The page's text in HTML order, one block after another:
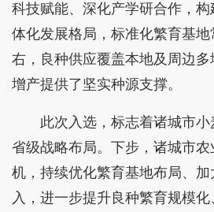
科技赋能、深化产学研合作，构
体化发展格局，标准化繁育基
右，良种供应覆盖本地及周边
增产提供了坚实种源支撑。
此次入选，标志着诸城市
省级战略布局。下步，诸城市
机，持续优化繁育基地布局、
入，进一步提升良种繁育规模